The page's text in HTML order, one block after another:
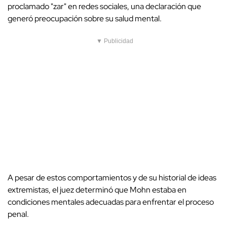
proclamado "zar" en redes sociales, una declaración que
generó preocupación sobre su salud mental.
▼ Publicidad
A pesar de estos comportamientos y de su historial de ideas
extremistas, el juez determinó que Mohn estaba en
condiciones mentales adecuadas para enfrentar el proceso
penal.